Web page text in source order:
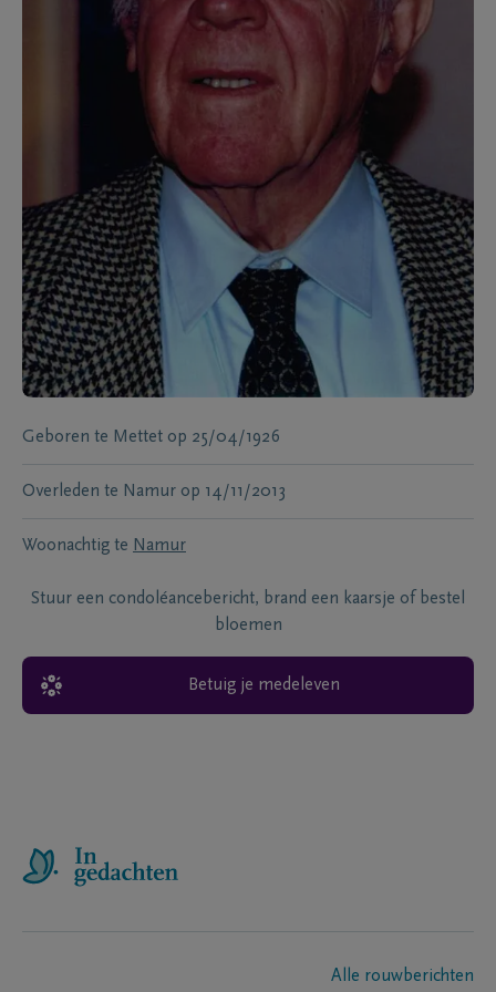
Geboren te Mettet op 25/04/1926
Overleden te Namur op 14/11/2013
Woonachtig te Namur
Stuur een condoléancebericht, brand een kaarsje of bestel
bloemen
Betuig je medeleven
Alle rouwberichten